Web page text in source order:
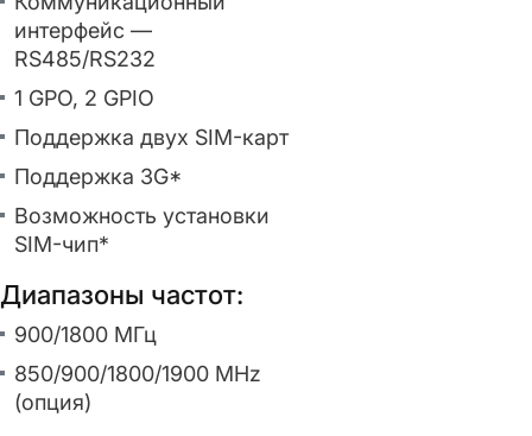
интерфейс —
RS485/RS232
1 GPO, 2 GPIO
Поддержка двух SIM-карт
Поддержка 3G*
Возможность установки
SIM-чип*
Диапазоны частот:
900/1800 МГц
850/900/1800/1900 MHz
(опция)